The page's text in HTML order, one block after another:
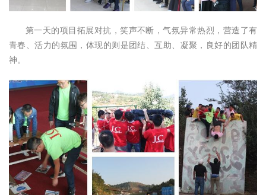
第一天的项目拓展对抗，笑声不断，气氛异常热烈，营造了有
青春、活力的氛围，体现的则是团结、互助、凝聚，良好的团队精
神。